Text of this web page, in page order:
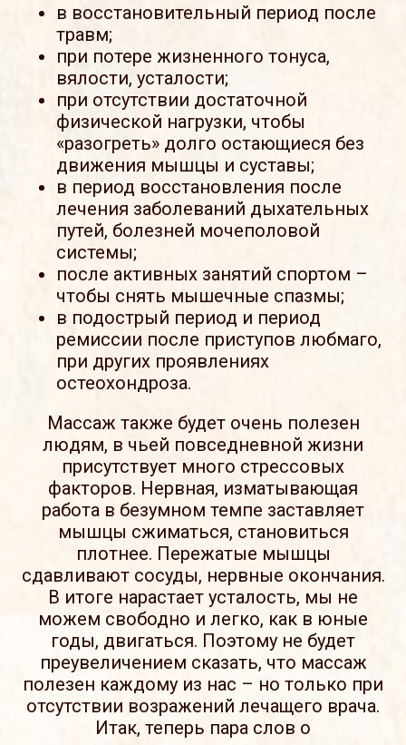
в восстановительный период после
травм;
при потере жизненного тонуса,
вялости, усталости;
при отсутствии достаточной
физической нагрузки, чтобы
«разогреть» долго остающиеся без
движения мышцы и суставы;
в период восстановления после
лечения заболеваний дыхательных
путей, болезней мочеполовой
системы;
после активных занятий спортом –
чтобы снять мышечные спазмы;
в подострый период и период
ремиссии после приступов любмаго,
при других проявлениях
остеохондроза.
Массаж также будет очень полезен
людям, в чьей повседневной жизни
присутствует много стрессовых
факторов. Нервная, изматывающая
работа в безумном темпе заставляет
мышцы сжиматься, становиться
плотнее. Пережатые мышцы
сдавливают сосуды, нервные окончания.
В итоге нарастает усталость, мы не
можем свободно и легко, как в юные
годы, двигаться. Поэтому не будет
преувеличением сказать, что массаж
полезен каждому из нас – но только при
отсутствии возражений лечащего врача.
Итак, теперь пара слов о